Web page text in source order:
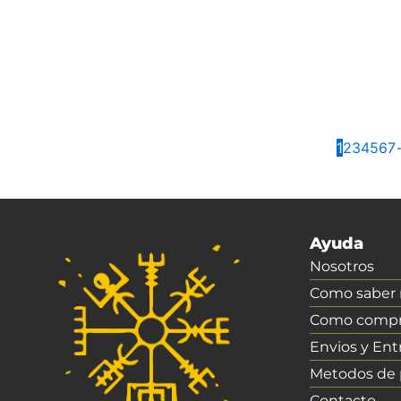
1234567
Ayuda
Nosotros
Como saber
Como
Envios y
Metodos de